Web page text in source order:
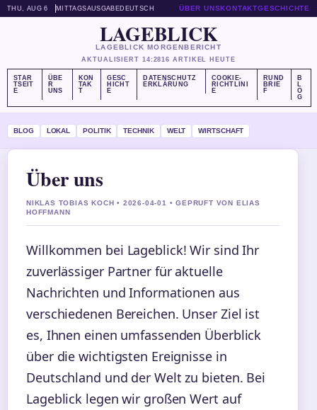
THU, AUG 6 MITTAGSAUSGABEDEUTSCH ÜBER UNSKONTAKTGESCHICHTE
LAGEBLICK
LAGEBLICK MORGENBERICHT
AKTUALISIERT 14:2816 ARTIKEL HEUTE
STAR
TSEIT
E
ÜBE
R
UNS
KON
TAK
T
GESC
HICHT
E
DATENSCHUTZ
ERKLÄRUNG
COOKIE-
RICHTLINI
E
RUND
BRIE
F
B
L
O
G
BLOG LOKAL POLITIK TECHNIK WELT WIRTSCHAFT
Über uns
NIKLAS TOBIAS KOCH • 2026-04-01 • GEPRUFT VON ELIAS
HOFFMANN
Willkommen bei Lageblick! Wir sind Ihr
zuverlässiger Partner für aktuelle
Nachrichten und Informationen aus
verschiedenen Bereichen. Unser Ziel ist
es, Ihnen einen umfassenden Überblick
über die wichtigsten Ereignisse in
Deutschland und der Welt zu bieten. Bei
Lageblick legen wir großen Wert auf